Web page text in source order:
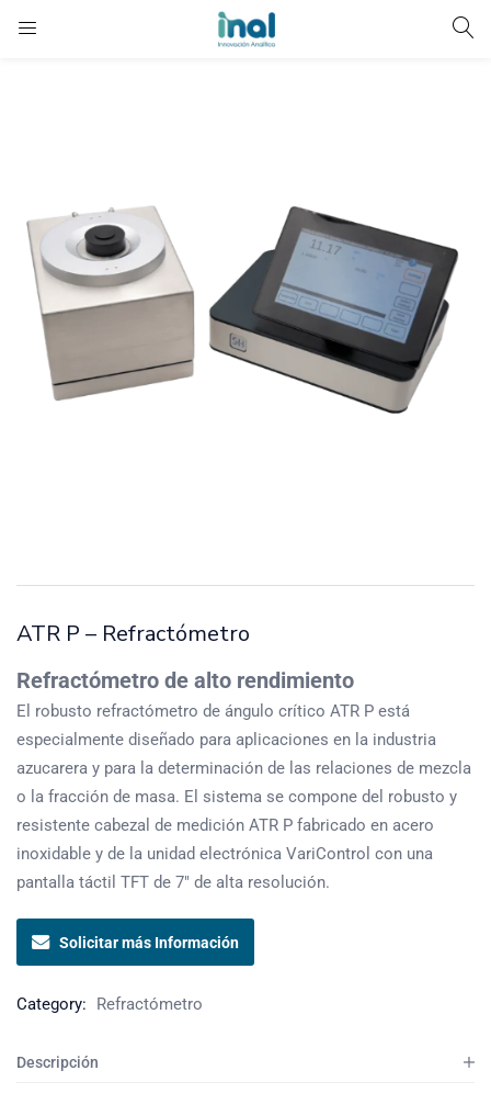
ATR P – Refractómetro
Refractómetro de alto rendimiento
El robusto refractómetro de ángulo crítico ATR P está
especialmente diseñado para aplicaciones en la industria
azucarera y para la determinación de las relaciones de mezcla
o la fracción de masa. El sistema se compone del robusto y
resistente cabezal de medición ATR P fabricado en acero
inoxidable y de la unidad electrónica VariControl con una
pantalla táctil TFT de 7″ de alta resolución.
Solicitar más Información
Category: Refractómetro
Descripción